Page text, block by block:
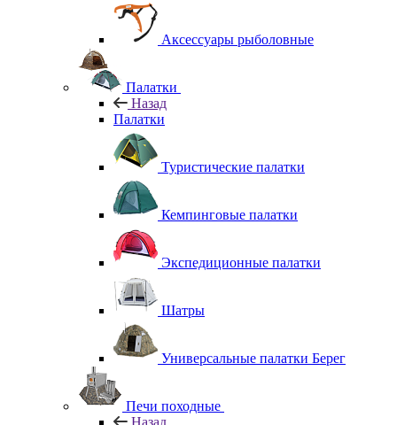
Аксессуары рыболовные
Палатки
Назад
Палатки
Туристические палатки
Кемпинговые палатки
Экспедиционные палатки
Шатры
Универсальные палатки Берег
Печи походные
Назад